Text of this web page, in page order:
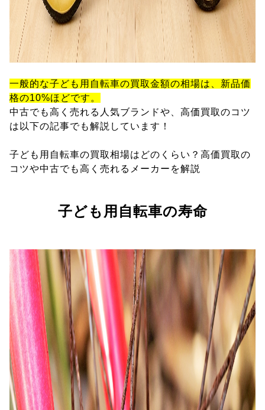
一般的な子ども用自転車の買取金額の相場は、新品価
格の10%ほどです。
中古でも高く売れる人気ブランドや、高価買取のコツ
は以下の記事でも解説しています！
子ども用自転車の買取相場はどのくらい？高価買取の
コツや中古でも高く売れるメーカーを解説
子ども用自転車の寿命